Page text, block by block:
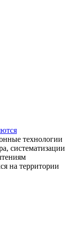
технологии
систематизации
на территории